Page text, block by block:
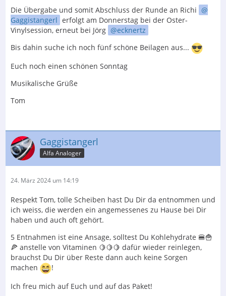
Die Übergabe und somit Abschluss der Runde an Richi
Gaggistangerl erfolgt am Donnerstag bei der Oster-
Vinylsession, erneut bei Jörg
ecknertz
Bis dahin suche ich noch fünf schöne Beilagen aus...
Euch noch einen schönen Sonntag
Musikalische Grüße
Tom
Gaggistangerl
Alfa Analoger
24. März 2024 um 14:19
Respekt Tom, tolle Scheiben hast Du Dir da entnommen und
ich weiss, die werden ein angemessenes zu Hause bei Dir
haben und auch oft gehört.
5 Entnahmen ist eine Ansage, solltest Du Kohlehydrate 🍔🍟
🍕 anstelle von Vitaminen 🍋🍋🍋 dafür wieder reinlegen,
brauchst Du Dir über Reste dann auch keine Sorgen
machen
!
Ich freu mich auf Euch und auf das Paket!